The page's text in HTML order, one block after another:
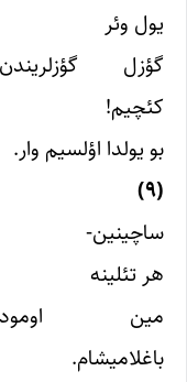
یول وئر
گؤزل گؤزلریندن
کئچیم!
بو یولدا اؤلسیم وار.
(۹)
ساچینین-
هر تئلینه
مین اومود
باغلامیشام.